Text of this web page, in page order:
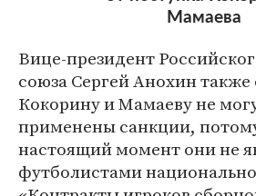
Мамаева
Вице-президент
союза Сергей Анохин также
Кокорину и Мамаеву не
применены санкции,
настоящий момент они не
футболистами